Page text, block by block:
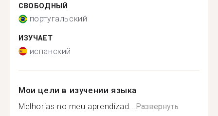
СВОБОДНЫЙ
португальский
ИЗУЧАЕТ
испанский
Мои цели в изучении языка
Melhorias no meu aprendizad... Развернуть